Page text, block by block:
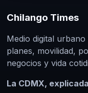
Chilango Times
Medio digital
planes, movilidad,
negocios y vida
La CDMX,